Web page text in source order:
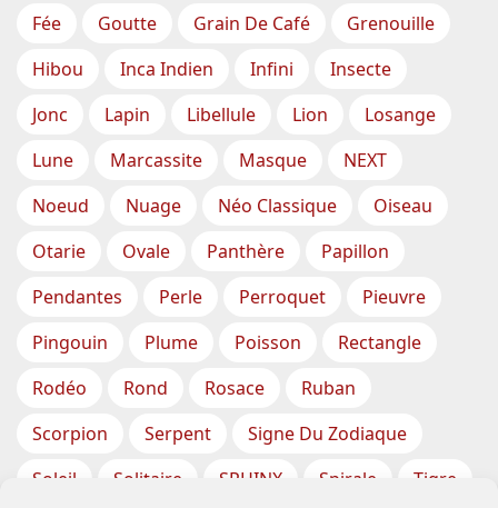
Fée
Goutte Grain De Café
Grenouille
Hibou
Inca Indien Infini
Insecte
Jonc
Lapin Libellule Lion
Losange
Lune
Marcassite Masque
NEXT
Noeud
Nuage Néo Classique
Oiseau
Otarie
Ovale Panthère
Papillon
Pendantes
Perle Perroquet
Pieuvre
Pingouin
Plume Poisson
Rectangle
Rodéo
Rond Rosace
Ruban
Scorpion
Serpent
Signe Du Zodiaque
Soleil
Solitaire SPHINX Spirale Tigre